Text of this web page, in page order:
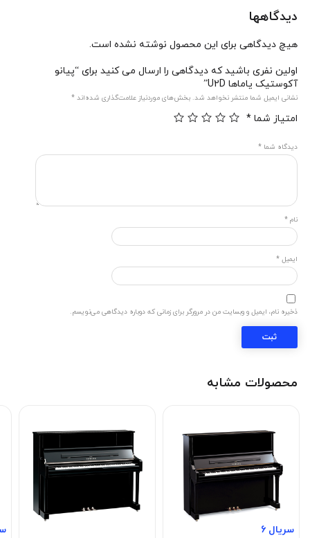
دیدگاهها
هیچ دیدگاهی برای این محصول نوشته نشده است.
اولین نفری باشید که دیدگاهی را ارسال می کنید برای “پیانو
آکوستیک یاماها U2D”
نشانی ایمیل شما منتشر نخواهد شد. بخش‌های موردنیاز علامت‌گذاری شده‌اند *
امتیاز شما *
دیدگاه شما *
نام *
ایمیل *
ذخیره نام، ایمیل و وبسایت من در مرورگر برای زمانی که دوباره دیدگاهی می‌نویسم.
محصولات مشابه
سریال 6